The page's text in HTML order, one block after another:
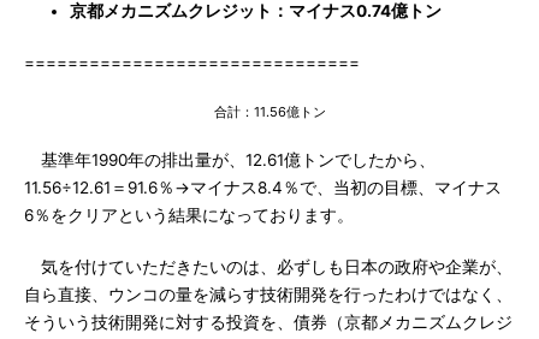
京都メカニズムクレジット：マイナス0.74億トン
===============================
合計：11.56億トン
基準年1990年の排出量が、12.61億トンでしたから、
11.56÷12.61＝91.6％→マイナス8.4％で、当初の目標、マイナス
6％をクリアという結果になっております。
気を付けていただきたいのは、必ずしも日本の政府や企業が、
自ら直接、ウンコの量を減らす技術開発を行ったわけではなく、
そういう技術開発に対する投資を、債券（京都メカニズムクレジ